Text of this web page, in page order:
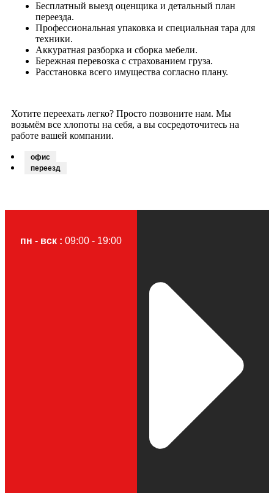
Бесплатный выезд оценщика и детальный план
переезда.
Профессиональная упаковка и специальная тара для
техники.
Аккуратная разборка и сборка мебели.
Бережная перевозка с страхованием груза.
Расстановка всего имущества согласно плану.
Хотите переехать легко? Просто позвоните нам. Мы
возьмём все хлопоты на себя, а вы сосредоточитесь на
работе вашей компании.
офис
переезд
пн - вск : 09:00 - 19:00